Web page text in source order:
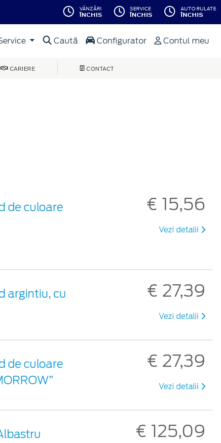
VÂNZĂRI
ÎNCHIS
SERVICE
ÎNCHIS
AUTO RULATE
ÎNCHIS
Caută Configurator Contul meu
CARIERE CONTACT
de culoare
€ 15,56
Vezi detalii
argintiu, cu
€ 27,39
Vezi detalii
de culoare
€ 27,39
Vezi detalii
€ 125,09